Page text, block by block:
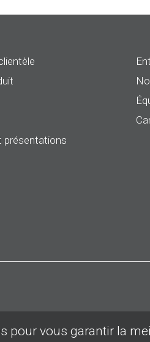
présentations
pour vous garantir la